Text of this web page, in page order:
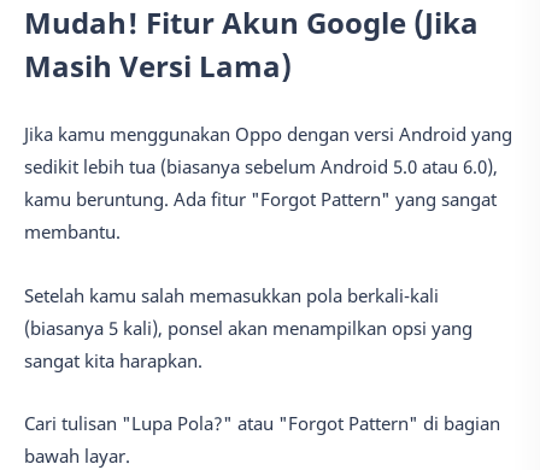
Mudah! Fitur Akun Google (Jika
Masih Versi Lama)
Jika kamu menggunakan Oppo dengan versi Android yang
sedikit lebih tua (biasanya sebelum Android 5.0 atau 6.0),
kamu beruntung. Ada fitur "Forgot Pattern" yang sangat
membantu.
Setelah kamu salah memasukkan pola berkali-kali
(biasanya 5 kali), ponsel akan menampilkan opsi yang
sangat kita harapkan.
Cari tulisan "Lupa Pola?" atau "Forgot Pattern" di bagian
bawah layar.